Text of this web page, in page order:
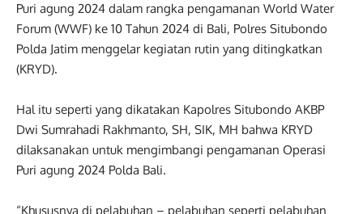
Puri agung 2024 dalam rangka pengamanan World Water
Forum (WWF) ke 10 Tahun 2024 di Bali, Polres Situbondo
Polda Jatim menggelar kegiatan rutin yang ditingkatkan
(KRYD).
Hal itu seperti yang dikatakan Kapolres Situbondo AKBP
Dwi Sumrahadi Rakhmanto, SH, SIK, MH bahwa KRYD
dilaksanakan untuk mengimbangi pengamanan Operasi
Puri agung 2024 Polda Bali.
“Khususnya di pelabuhan – pelabuhan seperti pelabuhan